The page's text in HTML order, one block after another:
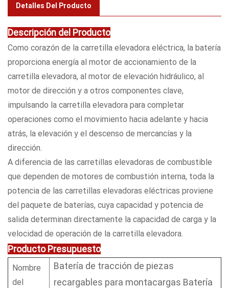
Detalles Del Producto
Descripción del Producto
Como corazón de la carretilla elevadora eléctrica, la batería
proporciona energía al motor de accionamiento de la
carretilla elevadora, al motor de elevación hidráulico, al
motor de dirección y a otros componentes clave,
impulsando la carretilla elevadora para completar
operaciones como el movimiento hacia adelante y hacia
atrás, la elevación y el descenso de mercancías y la
dirección.
A diferencia de las carretillas elevadoras de combustible
que dependen de motores de combustión interna, toda la
potencia de las carretillas elevadoras eléctricas proviene
del paquete de baterías, cuya capacidad y potencia de
salida determinan directamente la capacidad de carga y la
velocidad de operación de la carretilla elevadora.
ProductoPresupuesto
Nombre
del
Batería de tracción de piezas
recargables para montacargas Batería